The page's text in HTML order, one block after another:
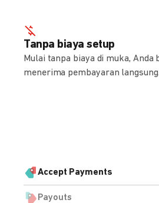
Tanpa biaya setup
Mulai tanpa biaya di muka, Anda
menerima pembayaran langsung.
Accept Payments
Payouts